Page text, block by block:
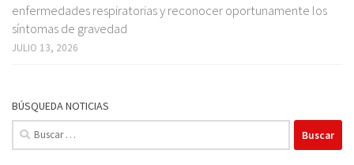
enfermedades respiratorias y reconocer oportunamente los
síntomas de gravedad
JULIO 13, 2026
BÚSQUEDA NOTICIAS
Buscar: